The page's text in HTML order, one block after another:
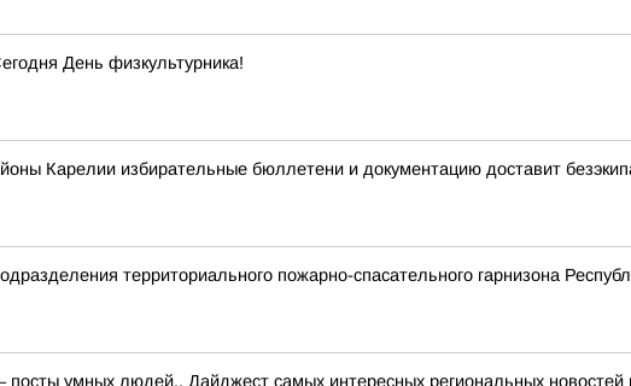
День физкультурника!
Карелии избирательные бюллетени и документацию доставит
территориального пожарно-спасательного гарнизона
умных людей.. Дайджест самых интересных региональных новостей